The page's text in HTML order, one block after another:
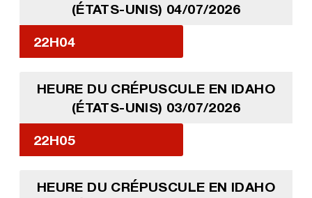
(ÉTATS-UNIS) 04/07/2026
22H04
HEURE DU CRÉPUSCULE EN IDAHO
(ÉTATS-UNIS) 03/07/2026
22H05
HEURE DU CRÉPUSCULE EN IDAHO